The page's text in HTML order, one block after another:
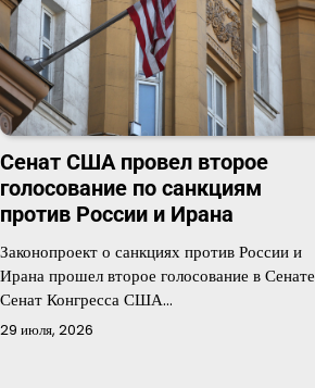
Сенат США провел второе
голосование по санкциям
против России и Ирана
Законопроект о санкциях против России и
Ирана прошел второе голосование в Сенате
Сенат Конгресса США…
29 июля, 2026